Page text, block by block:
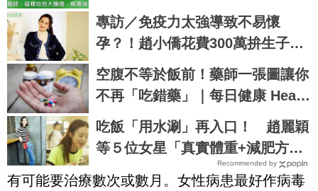
專訪／免疫力太強導致不易懷
孕？！趙小僑花費300萬拚生子
曝生育心路歷程
空腹不等於飯前！藥師一張圖讓你
不再「吃錯藥」｜每日健康 Healt
h
吃飯「用水涮」再入口！ 趙麗穎
等５位女星「真實體重+減肥方
法」公開
Recommended by
有可能要治療數次或數月。女性病患最好作病毒